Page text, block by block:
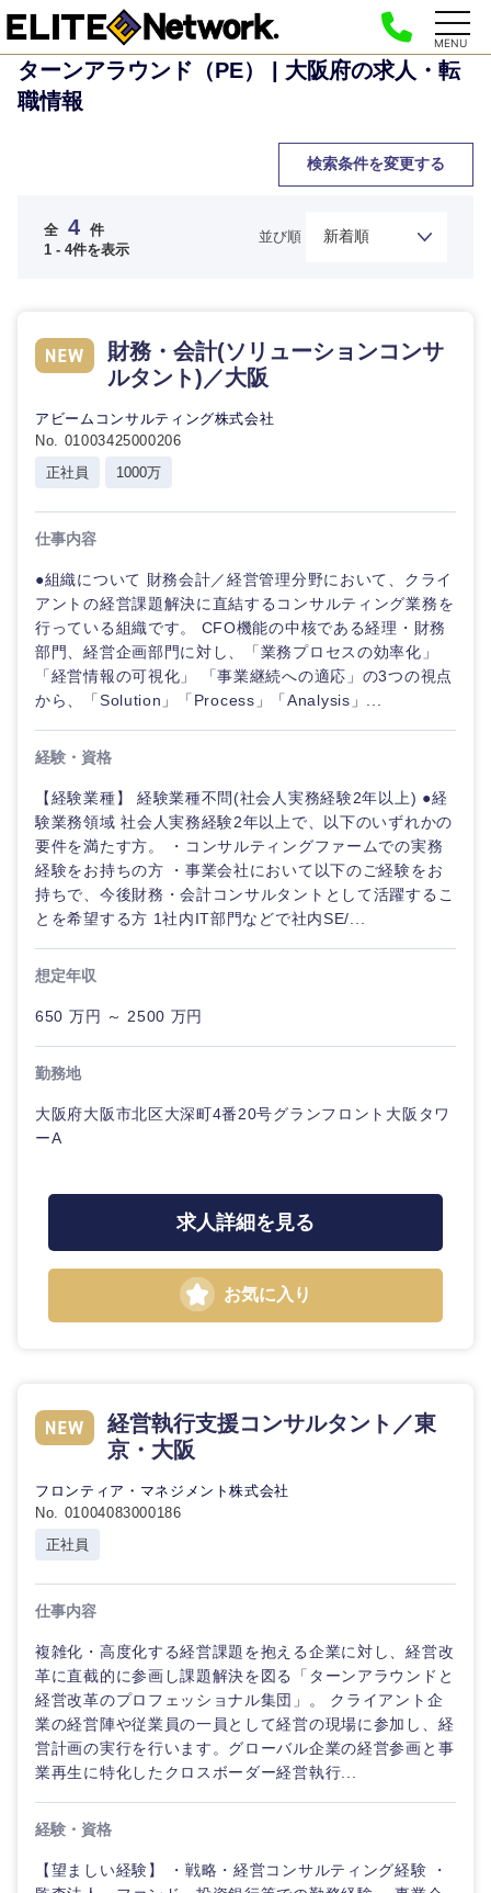
MENU
ターンアラウンド（PE） | 大阪府の求人・転
職情報
検索条件を変更する
ご希望の職種を選択してください
経営企
画・事業
ド
管理
SCM
マーケテ
ィング
営業
サービス
クリエイ
ティブ
コンサル
タント
技術職
ビス・制
作、ゲー
金
専
門
職
不動産専
門職
建設・施
工管理
事務職
その他
事業管理
新規事業企画・立上げ
経営企画
政策渉外
その他企画業務
ご希望の職種を選択してください
経営企画・事業企画
経営ボード
管理
SCM
人事
マーケティング
営業
サービス
クリエイティブ
コンサルタント
専門職
技術職（IT）、Webサービス・制作、ゲーム
技術職（モノづくり）
その他
ご希望の業界を選択してください
商社・卸
エネルギー・資源・環境
自動車・機械・船舶
電気・電子・半導体
素材・化学・金属
食品・化粧品・アパレル・消費財
メディカル・ヘルスケア・ライフサイエンス
金融
小売・通販・外食
WEBサービス
コンサル・シンクタンク
マスメディア
エンターテイメント
法律・特許事務所・監査法人
人材・アウトソーシング
サービス
その他
ご希望の勤務地を選択してください
北海道・東北地方
秋田県 岩手県
宮城県 山形県
福島県
東京都
甲信越・北陸
新潟県 富山県
石川県 福井県
ご希望条件を入力ください
希望年収
推奨年齢
40代 50代
フリーワード
こだわり条件を入力ください
急募 第二新卒
上場企業
スタートアップ企
年間休日120日以
全 4 件
1 - 4件を表示
並び順
財務・会計(ソリューションコンサ
ルタント)／大阪
アビームコンサルティング株式会社
No. 01003425000206
正社員
1000万
仕事内容
●組織について 財務会計／経営管理分野において、クライ
アントの経営課題解決に直結するコンサルティング業務を
行っている組織です。 CFO機能の中核である経理・財務
部門、経営企画部門に対し、「業務プロセスの効率化」
「経営情報の可視化」 「事業継続への適応」の3つの視点
から、「Solution」「Process」「Analysis」...
経験・資格
【経験業種】 経験業種不問(社会人実務経験2年以上) ●経
験業務領域 社会人実務経験2年以上で、以下のいずれかの
要件を満たす方。 ・コンサルティングファームでの実務
経験をお持ちの方 ・事業会社において以下のご経験をお
持ちで、今後財務・会計コンサルタントとして活躍するこ
とを希望する方 1社内IT部門などで社内SE/...
想定年収
650 万円 ～ 2500 万円
勤務地
大阪府大阪市北区大深町4番20号グランフロント大阪タワ
ーA
求人詳細を見る
お気に入り
経営執行支援コンサルタント／東
京・大阪
フロンティア・マネジメント株式会社
No. 01004083000186
正社員
仕事内容
複雑化・高度化する経営課題を抱える企業に対し、経営改
革に直截的に参画し課題解決を図る「ターンアラウンドと
経営改革のプロフェッショナル集団」。 クライアント企
業の経営陣や従業員の一員として経営の現場に参加し、経
営計画の実行を行います。グローバル企業の経営参画と事
業再生に特化したクロスボーダー経営執行...
経験・資格
【望ましい経験】 ・戦略・経営コンサルティング経験 ・